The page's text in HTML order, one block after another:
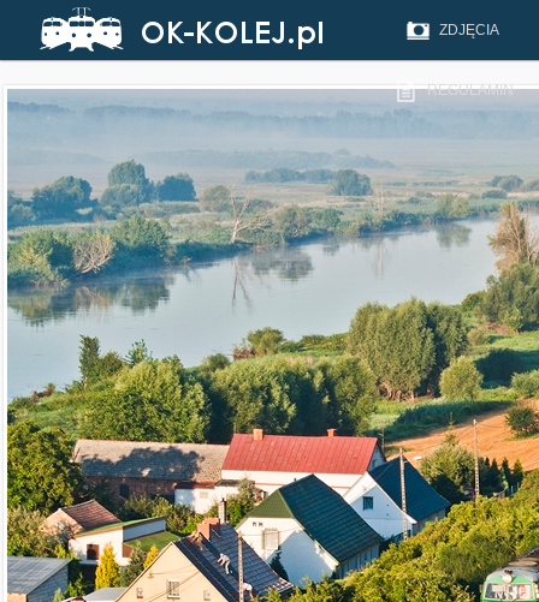
ZDJĘCIA
REGULAMIN